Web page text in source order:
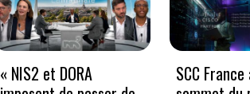
« NIS2 et DORA
SCC